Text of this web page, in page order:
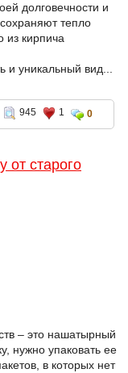
долговечности и
тепло
из кирпича
и уникальный вид...
945 1 0
от старого
– это нашатырный
нужно упаковать ее
в которых нет